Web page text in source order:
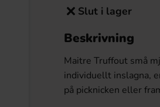
Slut i lager
Beskrivning
Maitre Truffout små
individuellt inslagna,
på picknicken eller